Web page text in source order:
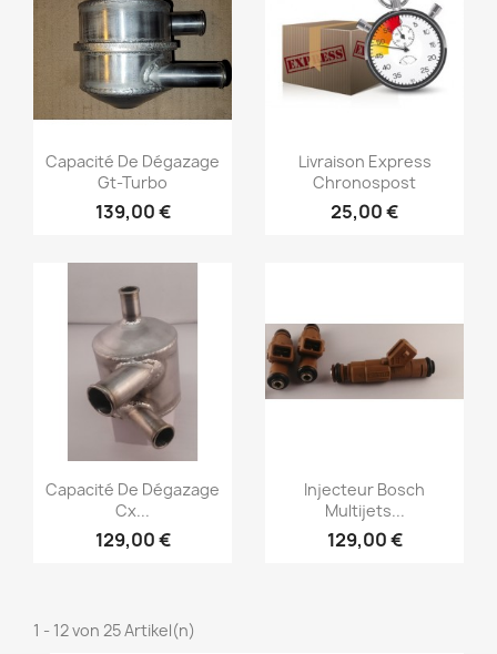
Vorschau
Capacité De Dégazage
Gt-Turbo
139,00 €
Vorschau
Livraison Express
Chronospost
25,00 €
Vorschau
Capacité De Dégazage
Cx...
129,00 €
Vorschau
Injecteur Bosch
Multijets...
129,00 €
1 - 12 von 25 Artikel(n)